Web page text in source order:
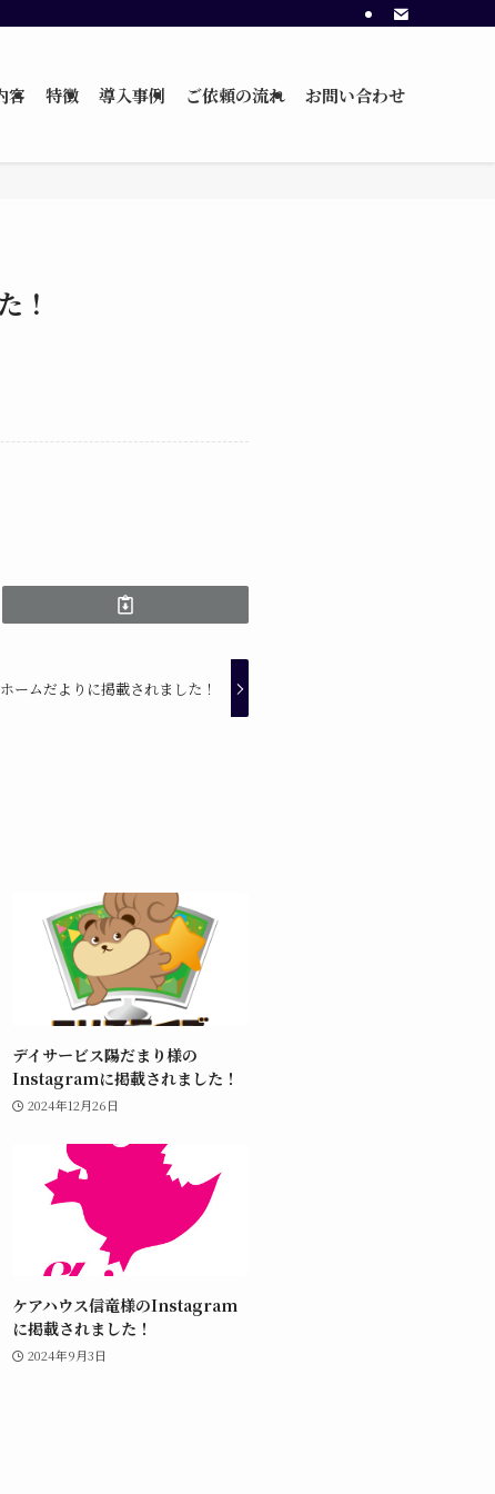
容 特徴 導入事例 ご依頼の流れ お問い合わせ
！
ームだよりに掲載されました！
デイサービス陽だまり様の
Instagramに掲載されました！
2024年12月26日
ケアハウス信竜様のInstagram
に掲載されました！
2024年9月3日